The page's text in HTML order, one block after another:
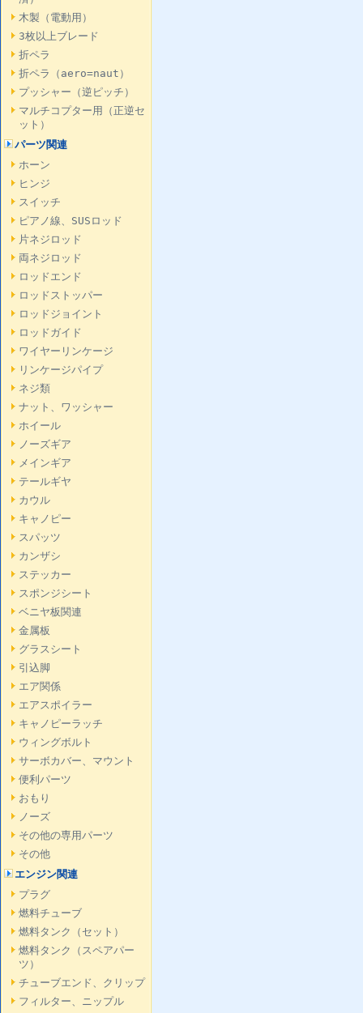
木製（電動用）
3枚以上ブレード
折ペラ
折ペラ（aero=naut）
プッシャー（逆ピッチ）
マルチコプター用（正逆セ
ット）
パーツ関連
ホーン
ヒンジ
スイッチ
ピアノ線、SUSロッド
片ネジロッド
両ネジロッド
ロッドエンド
ロッドストッパー
ロッドジョイント
ロッドガイド
ワイヤーリンケージ
リンケージパイプ
ネジ類
ナット、ワッシャー
ホイール
ノーズギア
メインギア
テールギヤ
カウル
キャノピー
スパッツ
カンザシ
ステッカー
スポンジシート
ベニヤ板関連
金属板
グラスシート
引込脚
エア関係
エアスポイラー
キャノピーラッチ
ウィングボルト
サーボカバー、マウント
便利パーツ
おもり
ノーズ
その他の専用パーツ
その他
エンジン関連
プラグ
燃料チューブ
燃料タンク（セット）
燃料タンク（スペアパー
ツ）
チューブエンド、クリップ
フィルター、ニップル